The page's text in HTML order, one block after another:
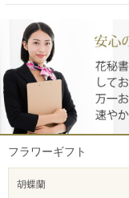
フラワーギフト
胡蝶蘭